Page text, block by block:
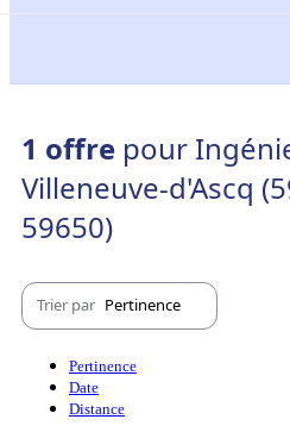
1 offre pour
Villeneuve-d'Ascq
59650)
Trier par Pertinence
Pertinence
Date
Distance